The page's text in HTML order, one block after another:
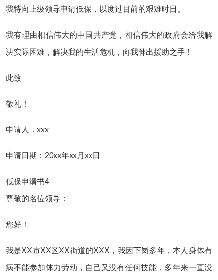
我特向上级领导申请低保，以度过目前的艰难时日。
我有理由相信伟大的中国共产党，相信伟大的政府会给我解
决实际困难，解决我的生活危机，向我伸出援助之手！
此致
敬礼！
申请人：xxx
申请日期：20xx年xx月xx日
低保申请书4
尊敬的名位领导：
您好！
我是XX市XX区XX街道的XXX，我因下岗多年，本人身体有
病不能参加体力劳动，自己又没有任何技能，多年来一直没